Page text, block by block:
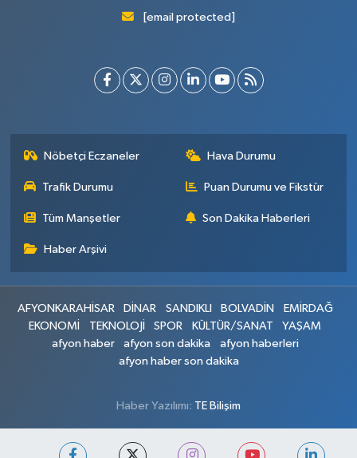
[email protected]
Nöbetçi Eczaneler Hava Durumu
Trafik Durumu Puan Durumu ve Fikstür
Tüm Manşetler Son Dakika Haberleri
Haber Arşivi
AFYONKARAHİSAR DİNAR SANDIKLI BOLVADİN
EMİRDAĞ
EKONOMİ
TEKNOLOJİ SPOR KÜLTÜR/SANAT
YAŞAM
afyon haber
afyon son dakika
afyon haberleri
afyon haber son dakika
Haber Yazılımı: TE Bilişim